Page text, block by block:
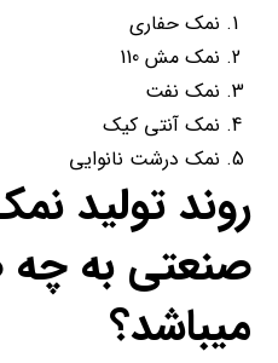
نمک حفاری
نمک مش 110
نمک نفت
نمک آنتی کیک
نمک درشت نانوایی
روند تولید
صنعتی به
میباشد؟